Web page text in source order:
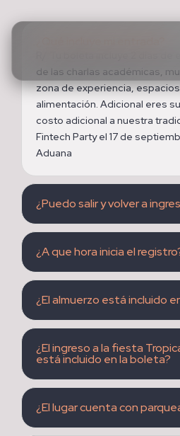
de las charlas académicas,
zona de experiencia,
alimentación. Adicional eres
costo adicional a nuestra
Fintech Party el 17 de
Aduana
¿Puedo salir y volver a
¿A que hora inicia el
¿El almuerzo está incluido
¿El ingreso a la fiesta
está incluido en la boleta?
¿El lugar cuenta con